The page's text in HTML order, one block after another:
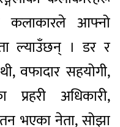
कलाकारले आफ्नो
ल्याउँछन् । डर र
वफादार सहयोगी,
अधिकारी,
भएका नेता, सोझा